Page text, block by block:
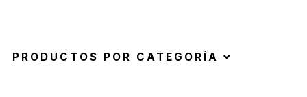
PRODUCTOS POR CATEGORÍA